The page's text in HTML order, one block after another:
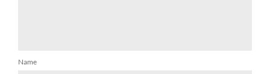
Name